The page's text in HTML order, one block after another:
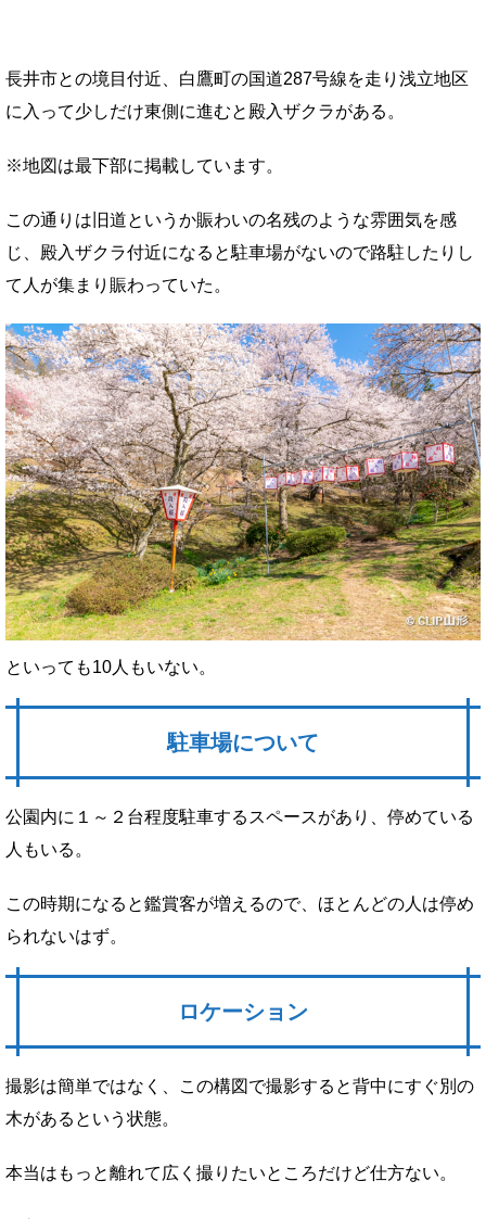
長井市との境目付近、白鷹町の国道287号線を走り浅立地区
に入って少しだけ東側に進むと殿入ザクラがある。
※地図は最下部に掲載しています。
この通りは旧道というか賑わいの名残のような雰囲気を感
じ、殿入ザクラ付近になると駐車場がないので路駐したりし
て人が集まり賑わっていた。
といっても10人もいない。
駐車場について
公園内に１～２台程度駐車するスペースがあり、停めている
人もいる。
この時期になると鑑賞客が増えるので、ほとんどの人は停め
られないはず。
ロケーション
撮影は簡単ではなく、この構図で撮影すると背中にすぐ別の
木があるという状態。
本当はもっと離れて広く撮りたいところだけど仕方ない。